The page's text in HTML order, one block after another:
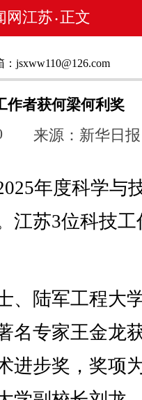
网江苏 • 正文
jsxww110@126.com
作者获何梁何利奖
来源：新华日报
年度科学与
江苏3位科技工
陆军工程大
名专家王金龙
进步奖，奖项